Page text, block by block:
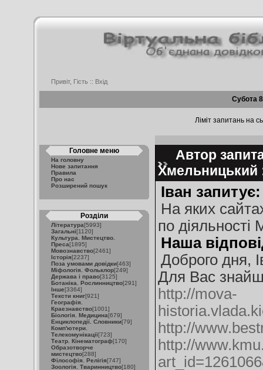
Привіт, Гість :: Вхід
Субота
Ліміт запитань на
Головне меню
На головну
Нове запитання
Правила
Про нас
Розширений пошук
Розділи
Література[5993]
Загальні[1120]
Культура. Мистецтво.
Преса[1895]
Мовознавство[2461]
Історія[2237]
Поза умовами довідки[463]
Міфологія. Фольклор[249]
Держава і право[3125]
Ботаніка. Рослинництво[291]
Інше[3364]
Тексти книг[921]
Географія.
Краєзнавство[1001]
Біологія. Медицина[679]
Енциклопедії. Словники[79]
Комп'ютери.
Телекомунікації[723]
Театр. Кінематограф[170]
Образотворче
мистецтво[288]
Філософія. Релігія[747]
Зоологія. Тваринництво[180]
Автор
Хмельницький
Іван запитує:
На яких
по
Наша
Доброго дня,
Для Вас
http://mova-
http://
http://